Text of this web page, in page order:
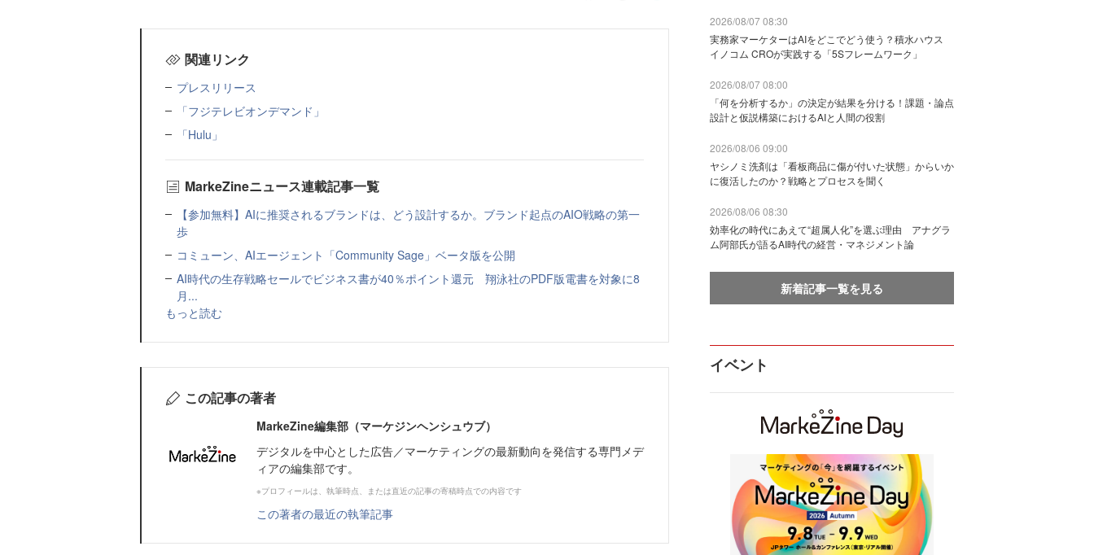
関連リンク
プレスリリース
「フジテレビオンデマンド」
「Hulu」
MarkeZineニュース連載記事一覧
【参加無料】AIに推奨されるブランドは、どう設計するか。ブランド起点のAIO戦略の第一
歩
コミューン、AIエージェント「Community Sage」ベータ版を公開
AI時代の生存戦略セールでビジネス書が40％ポイント還元 翔泳社のPDF版電書を対象に8
月...
もっと読む
この記事の著者
MarkeZine編集部（マーケジンヘンシュウブ）
デジタルを中心とした広告／マーケティングの最新動向を発信する専門メデ
ィアの編集部です。
※プロフィールは、執筆時点、または直近の記事の寄稿時点での内容です
この著者の最近の執筆記事
2026/08/07 08:30
実務家マーケターはAIをどこでどう使う？積水ハウス
イノコム CROが実践する「5Sフレームワーク」
2026/08/07 08:00
「何を分析するか」の決定が結果を分ける！課題・論点
設計と仮説構築におけるAIと人間の役割
2026/08/06 09:00
ヤシノミ洗剤は「看板商品に傷が付いた状態」からいか
に復活したのか？戦略とプロセスを聞く
2026/08/06 08:30
効率化の時代にあえて“超属人化”を選ぶ理由 アナグラ
ム阿部氏が語るAI時代の経営・マネジメント論
新着記事一覧を見る
イベント